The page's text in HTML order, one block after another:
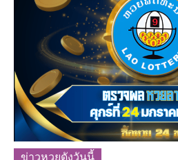
ข่าวหวยดังวันนี้